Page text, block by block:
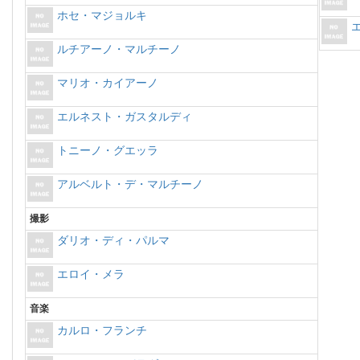
ホセ・マジョルキ
ルチアーノ・マルチーノ
マリオ・カイアーノ
エルネスト・ガスタルディ
トニーノ・グエッラ
アルベルト・デ・マルチーノ
撮影
ダリオ・ディ・パルマ
エロイ・メラ
音楽
カルロ・フランチ